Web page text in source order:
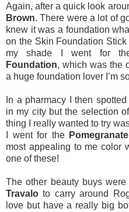
Again, after a quick look
Brown. There were a lot of
knew it was a foundation
on the Skin Foundation
my shade I went for
Foundation, which was the
a huge foundation lover I’m
In a pharmacy I then spotted
in my city but the selection
thing I really wanted to try
I went for the
most appealing to me color
one of these!
The other beauty buys
Travalo to carry around
love but have a really big